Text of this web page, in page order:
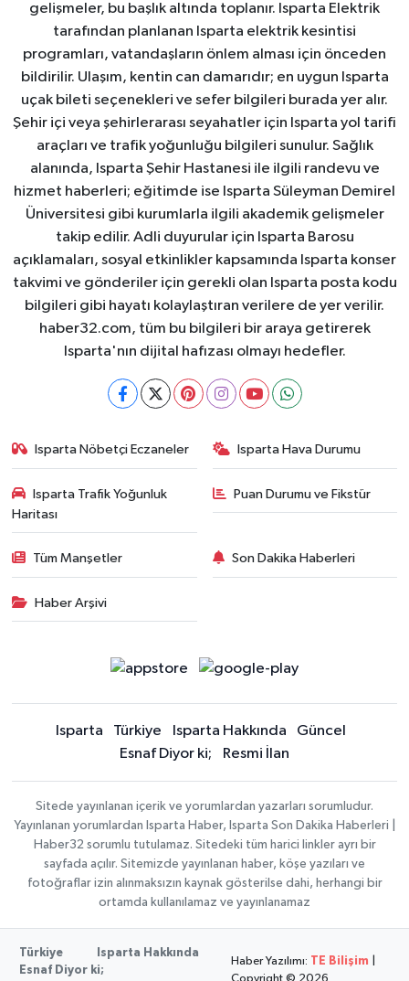
gelişmeler, bu başlık altında toplanır. Isparta Elektrik
tarafından planlanan Isparta elektrik kesintisi
programları, vatandaşların önlem alması için önceden
bildirilir. Ulaşım, kentin can damarıdır; en uygun Isparta
uçak bileti seçenekleri ve sefer bilgileri burada yer alır.
Şehir içi veya şehirlerarası seyahatler için Isparta yol tarifi
araçları ve trafik yoğunluğu bilgileri sunulur. Sağlık
alanında, Isparta Şehir Hastanesi ile ilgili randevu ve
hizmet haberleri; eğitimde ise Isparta Süleyman Demirel
Üniversitesi gibi kurumlarla ilgili akademik gelişmeler
takip edilir. Adli duyurular için Isparta Barosu
açıklamaları, sosyal etkinlikler kapsamında Isparta konser
takvimi ve gönderiler için gerekli olan Isparta posta kodu
bilgileri gibi hayatı kolaylaştıran verilere de yer verilir.
haber32.com, tüm bu bilgileri bir araya getirerek
Isparta'nın dijital hafızası olmayı hedefler.
Isparta Nöbetçi Eczaneler Isparta Hava Durumu
Isparta Trafik Yoğunluk
Haritası
Puan Durumu ve Fikstür
Tüm Manşetler Son Dakika Haberleri
Haber Arşivi
Isparta Türkiye Isparta Hakkında
Güncel
Esnaf Diyor ki;
Resmi İlan
Sitede yayınlanan içerik ve yorumlardan yazarları sorumludur.
Yayınlanan yorumlardan Isparta Haber, Isparta Son Dakika Haberleri |
Haber32 sorumlu tutulamaz. Sitedeki tüm harici linkler ayrı bir
sayfada açılır. Sitemizde yayınlanan haber, köşe yazıları ve
fotoğraflar izin alınmaksızın kaynak gösterilse dahi, herhangi bir
ortamda kullanılamaz ve yayınlanamaz
Türkiye
Isparta Hakkında
Esnaf Diyor ki;
Haber Yazılımı: TE Bilişim
Copyright © 2026